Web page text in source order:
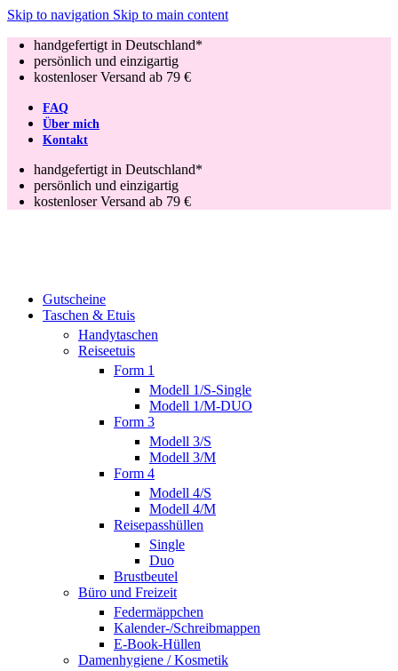
Skip to navigation Skip to main content
handgefertigt in Deutschland*
persönlich und einzigartig
kostenloser Versand ab 79 €
FAQ
Über mich
Kontakt
handgefertigt in Deutschland*
persönlich und einzigartig
kostenloser Versand ab 79 €
Gutscheine
Taschen & Etuis
Handytaschen
Reiseetuis
Form 1
Modell 1/S-Single
Modell 1/M-DUO
Form 3
Modell 3/S
Modell 3/M
Form 4
Modell 4/S
Modell 4/M
Reisepasshüllen
Single
Duo
Brustbeutel
Büro und Freizeit
Federmäppchen
Kalender-/Schreibmappen
E-Book-Hüllen
Damenhygiene / Kosmetik